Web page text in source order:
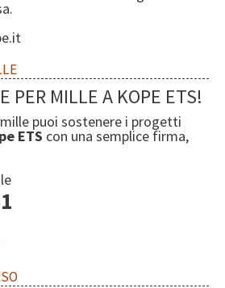
PER MILLE A KOPE ETS!
puoi sostenere i progetti
ETS con una semplice firma,